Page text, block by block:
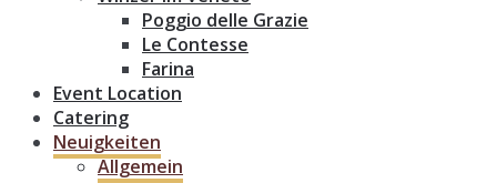
Poggio delle Grazie
Le Contesse
Farina
Event Location
Catering
Neuigkeiten
Allgemein